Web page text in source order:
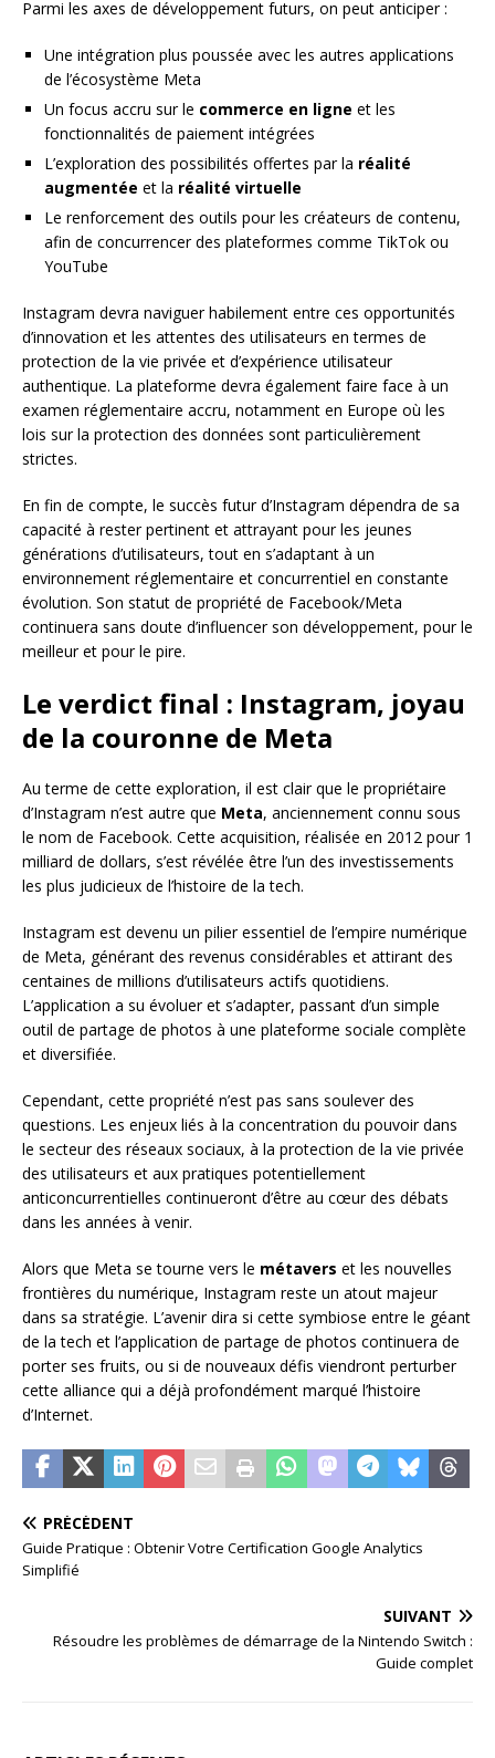
Parmi les axes de développement futurs, on peut anticiper :
Une intégration plus poussée avec les autres applications
de l’écosystème Meta
Un focus accru sur le commerce en ligne et les
fonctionnalités de paiement intégrées
L’exploration des possibilités offertes par la réalité
augmentée et la réalité virtuelle
Le renforcement des outils pour les créateurs de contenu,
afin de concurrencer des plateformes comme TikTok ou
YouTube
Instagram devra naviguer habilement entre ces opportunités
d’innovation et les attentes des utilisateurs en termes de
protection de la vie privée et d’expérience utilisateur
authentique. La plateforme devra également faire face à un
examen réglementaire accru, notamment en Europe où les
lois sur la protection des données sont particulièrement
strictes.
En fin de compte, le succès futur d’Instagram dépendra de sa
capacité à rester pertinent et attrayant pour les jeunes
générations d’utilisateurs, tout en s’adaptant à un
environnement réglementaire et concurrentiel en constante
évolution. Son statut de propriété de Facebook/Meta
continuera sans doute d’influencer son développement, pour le
meilleur et pour le pire.
Le verdict final : Instagram, joyau
de la couronne de Meta
Au terme de cette exploration, il est clair que le propriétaire
d’Instagram n’est autre que Meta, anciennement connu sous
le nom de Facebook. Cette acquisition, réalisée en 2012 pour 1
milliard de dollars, s’est révélée être l’un des investissements
les plus judicieux de l’histoire de la tech.
Instagram est devenu un pilier essentiel de l’empire numérique
de Meta, générant des revenus considérables et attirant des
centaines de millions d’utilisateurs actifs quotidiens.
L’application a su évoluer et s’adapter, passant d’un simple
outil de partage de photos à une plateforme sociale complète
et diversifiée.
Cependant, cette propriété n’est pas sans soulever des
questions. Les enjeux liés à la concentration du pouvoir dans
le secteur des réseaux sociaux, à la protection de la vie privée
des utilisateurs et aux pratiques potentiellement
anticoncurrentielles continueront d’être au cœur des débats
dans les années à venir.
Alors que Meta se tourne vers le métavers et les nouvelles
frontières du numérique, Instagram reste un atout majeur
dans sa stratégie. L’avenir dira si cette symbiose entre le géant
de la tech et l’application de partage de photos continuera de
porter ses fruits, ou si de nouveaux défis viendront perturber
cette alliance qui a déjà profondément marqué l’histoire
d’Internet.
PRÉCÉDENT
Guide Pratique : Obtenir Votre Certification Google Analytics
Simplifié
SUIVANT
Résoudre les problèmes de démarrage de la Nintendo Switch :
Guide complet